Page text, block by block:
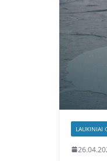
LAUKINIAI